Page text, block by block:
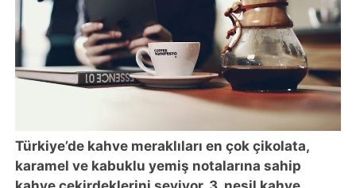
Türkiye’de kahve meraklıları en çok çikolata,
karamel ve kabuklu yemiş notalarına sahip